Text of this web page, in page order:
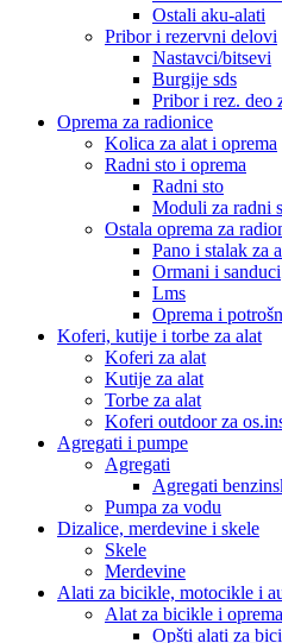
Ostali aku-alati
Pribor i rezervni delovi
Nastavci/bitsevi
Burgije sds
Pribor i rez. deo
Oprema za radionice
Kolica za alat i oprema
Radni sto i oprema
Radni sto
Moduli za radni
Ostala oprema za
Pano i stalak za
Ormani i sanduci
Lms
Oprema i
Koferi, kutije i torbe za alat
Koferi za alat
Kutije za alat
Torbe za alat
Koferi outdoor za
Agregati i pumpe
Agregati
Agregati
Pumpa za vodu
Dizalice, merdevine i skele
Skele
Merdevine
Alati za bicikle, motocikle i
Alat za bicikle i oprema
Opšti alati za